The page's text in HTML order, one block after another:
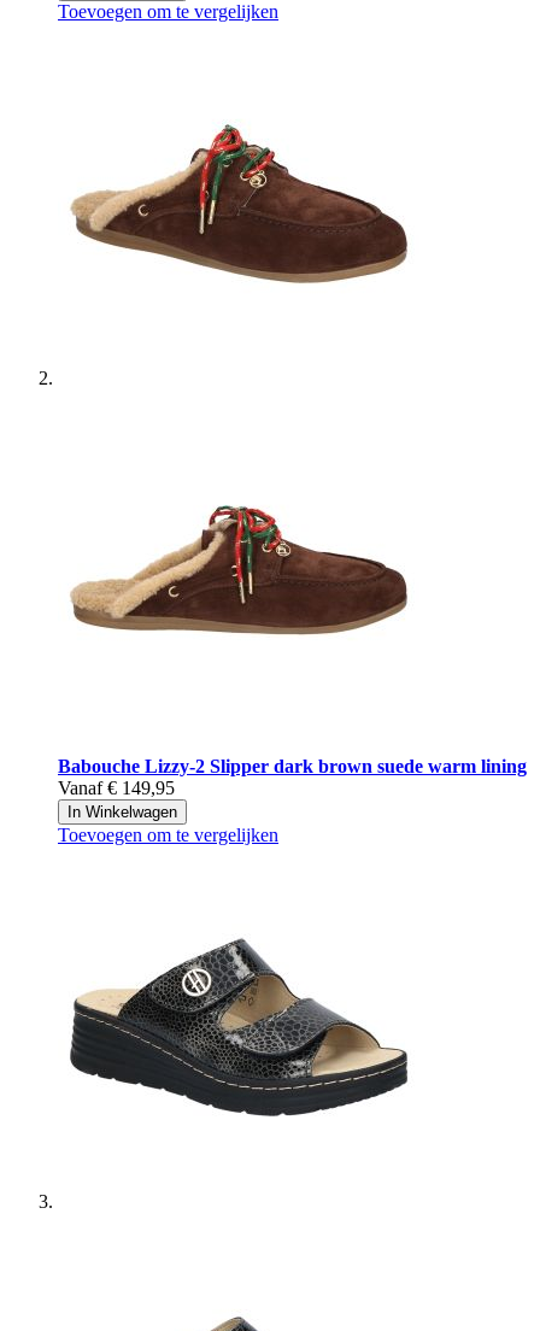
Toevoegen om te vergelijken
Babouche Lizzy-2 Slipper dark brown suede warm lining
Vanaf € 149,95
In Winkelwagen
Toevoegen om te vergelijken